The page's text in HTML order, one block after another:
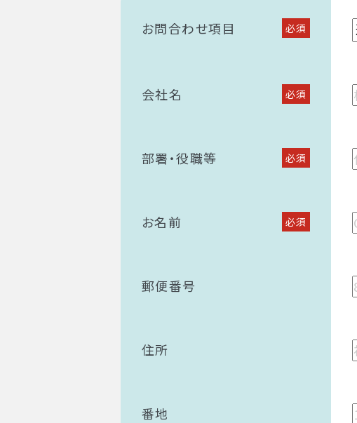
お問合わせ項目 必須
会社名 必須
部署・役職等 必須
お名前 必須
郵便番号
住所
番地